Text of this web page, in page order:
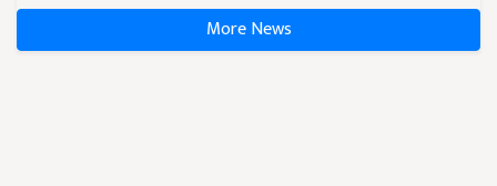
More News